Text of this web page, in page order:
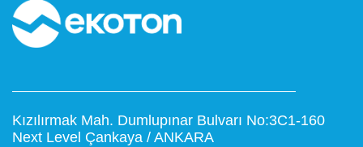
Kızılırmak Mah. Dumlupınar Bulvarı No:3C1-160
Next Level Çankaya / ANKARA